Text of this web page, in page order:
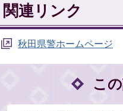
関連リンク
秋田県警ホームページ
こ